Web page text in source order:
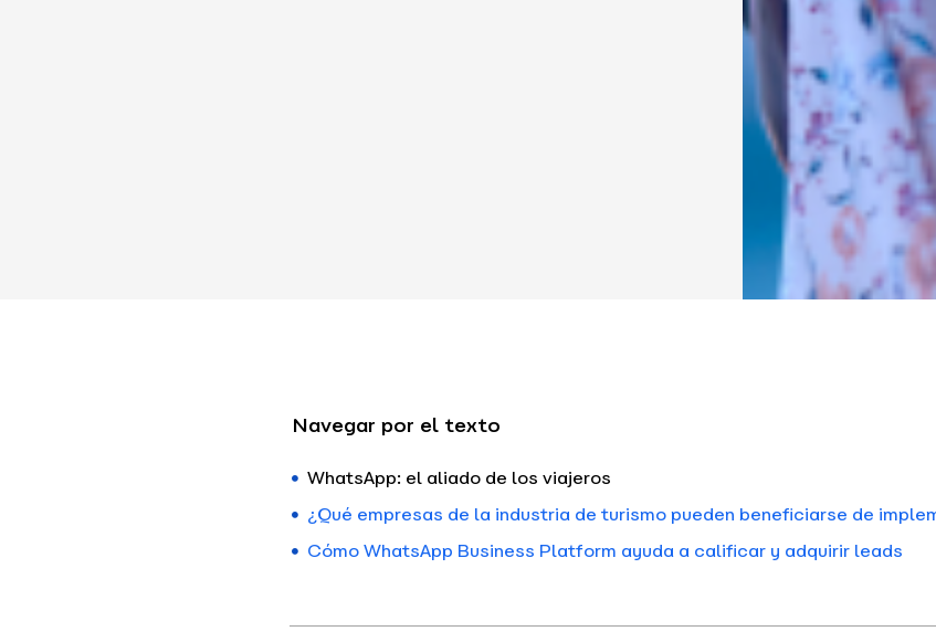
Navegar por el texto
WhatsApp: el aliado de los viajeros
¿Qué empresas de la industria de turismo pueden beneficiarse de
Cómo WhatsApp Business Platform ayuda a calificar y adquirir leads